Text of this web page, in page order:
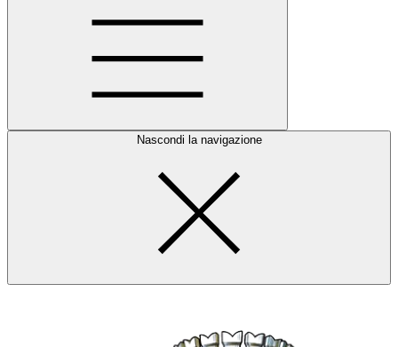
Nascondi la navigazione